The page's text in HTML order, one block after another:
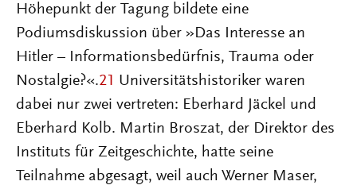
Höhepunkt der Tagung bildete eine
Podiumsdiskussion über »Das Interesse an
Hitler – Informationsbedürfnis, Trauma oder
Nostalgie?«.21 Universitätshistoriker waren
dabei nur zwei vertreten: Eberhard Jäckel und
Eberhard Kolb. Martin Broszat, der Direktor des
Instituts für Zeitgeschichte, hatte seine
Teilnahme abgesagt, weil auch Werner Maser,